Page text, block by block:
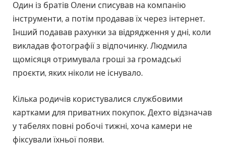
Один із братів Олени списував на компанію
інструменти, а потім продавав їх через інтернет.
Інший подавав рахунки за відрядження у дні, коли
викладав фотографії з відпочинку. Людмила
щомісяця отримувала гроші за громадські
проєкти, яких ніколи не існувало.
Кілька родичів користувалися службовими
картками для приватних покупок. Дехто відзначав
у табелях повні робочі тижні, хоча камери не
фіксували їхньої появи.